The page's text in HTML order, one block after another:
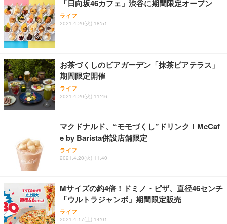
務用 おしゃれ パソコンチェア (ブラック)
Sezlife オフィスチェア デスクチェア 疲れない テレ
ワーク チェア 強化バックレスト 30度ロッキング機
務用 おしゃれ パソコンチェア (ホワイト)
ANDWINT オフィスチェア デスクチェア 肘なし メ
ッシュ 通気性 ランバーサポート付き 腰サポート ガ
ス圧無段階昇降 360度回転 キャスター付き コンパク
【整備済み品】Dell E2724HS 27インチ 液晶モニタ
ー フルHD（1920×1080）VA 非光沢 HDMI/DisplayP
【MiniLED/24.5inch/280Hz/FHD】GRAPHT THE S
HOOTER Gaming Monitor 24” Essential ゲーミン
グモニター QD 24.5インチ 1ms FHD 量子ドット 残
Smart Basic(スマートベーシック) 【Amazon.co.jp
限定】 Smart Basic アイリスオーヤマ ペットシーツ
アイリスオーヤマ ペットシーツ 超厚型 お徳用 レギ
ュラー 200枚入【Amazon.co.jp限定】
「日向坂46カフェ」渋谷に期間限定オープン
ライフ
2021.4.20(火) 18:51
お茶づくしのビアガーデン「抹茶ビアテラス」
期間限定開催
ライフ
2021.4.20(火) 11:46
マクドナルド、“モモづくし”ドリンク！McCaf
e by Barista併設店舗限定
ライフ
2021.4.20(火) 11:40
Mサイズの約4倍！ドミノ・ピザ、直径46センチ
「ウルトラジャンボ」期間限定販売
ライフ
2021.4.17(土) 14:01